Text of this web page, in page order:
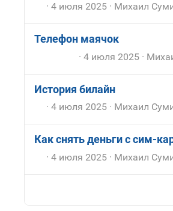
4 июля 2025 Михаил
Телефон маячок
4 июля 2025
История билайн
4 июля 2025 Михаил
Как снять деньги с сим-
4 июля 2025 Михаил